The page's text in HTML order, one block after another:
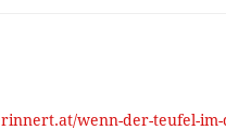
wenn-der-teufel-im-